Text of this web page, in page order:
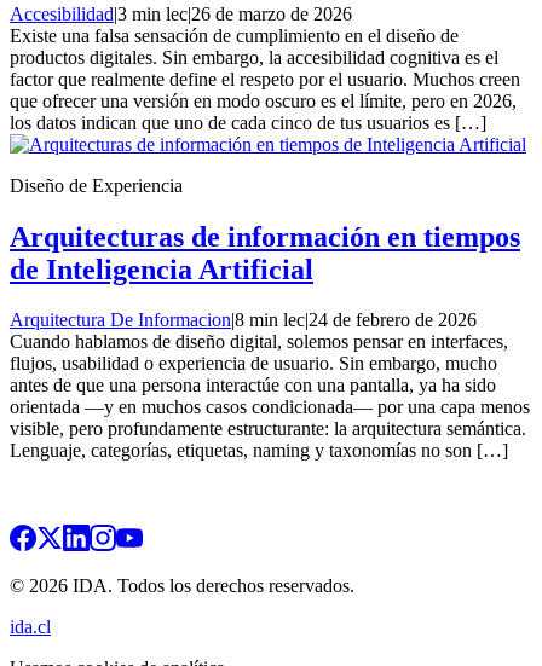
Accesibilidad|3 min lec|26 de marzo de 2026
Existe una falsa sensación de cumplimiento en el diseño de
productos digitales. Sin embargo, la accesibilidad cognitiva es el
factor que realmente define el respeto por el usuario. Muchos creen
que ofrecer una versión en modo oscuro es el límite, pero en 2026,
los datos indican que uno de cada cinco de tus usuarios es […]
Diseño de Experiencia
Arquitecturas de información en tiempos
de Inteligencia Artificial
Arquitectura De Informacion8 min lec24 de febrero de 2026
Cuando hablamos de diseño digital, solemos pensar en interfaces,
flujos, usabilidad o experiencia de usuario. Sin embargo, mucho
antes de que una persona interactúe con una pantalla, ya ha sido
orientada —y en muchos casos condicionada— por una capa menos
visible, pero profundamente estructurante: la arquitectura semántica.
Lenguaje, categorías, etiquetas, naming y taxonomías no son […]
© 2026 IDA. Todos los derechos reservados.
ida.cl